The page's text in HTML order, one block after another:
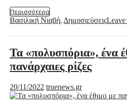
Περισσότερα
Βασιλική Νιαβή, ΔημοσιεύσειςLeave
Τα «πολυσπόρια», ένα
πανάρχαιες ρίζες
20/11/2022 truenews.gr